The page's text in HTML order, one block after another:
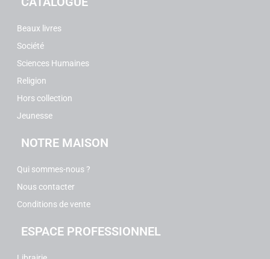
Beaux livres
Société
Sciences Humaines
Religion
Hors collection
Jeunesse
NOTRE MAISON
Qui sommes-nous ?
Nous contacter
Conditions de vente
ESPACE PROFESSIONNEL